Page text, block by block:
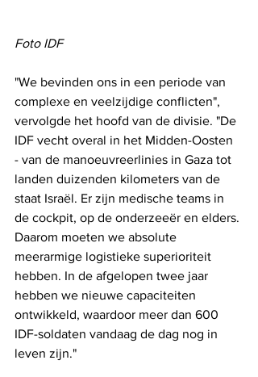
Foto IDF
"We bevinden ons in een periode van
complexe en veelzijdige conflicten",
vervolgde het hoofd van de divisie. "De
IDF vecht overal in het Midden-Oosten
- van de manoeuvreerlinies in Gaza tot
landen duizenden kilometers van de
staat Israël. Er zijn medische teams in
de cockpit, op de onderzeeër en elders.
Daarom moeten we absolute
meerarmige logistieke superioriteit
hebben. In de afgelopen twee jaar
hebben we nieuwe capaciteiten
ontwikkeld, waardoor meer dan 600
IDF-soldaten vandaag de dag nog in
leven zijn."